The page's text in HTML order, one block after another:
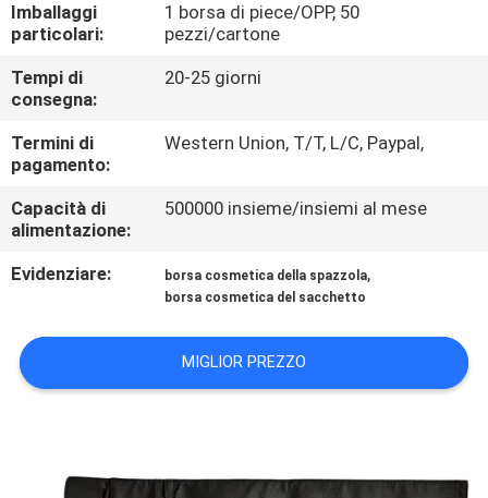
MAPPA
DEL
SITO
POLICY
Imballaggi
particolari:
1 borsa di piece/OPP, 50
pezzi/cartone
Tempi di
consegna:
20-25 giorni
Termini di
pagamento:
Western Union, T/T, L/C, Paypal,
Capacità di
alimentazione:
500000 insieme/insiemi al mese
Evidenziare: borsa cosmetica della spazzola,
borsa cosmetica del sacchetto
MIGLIOR PREZZO